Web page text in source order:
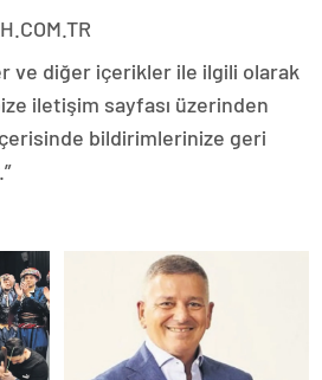
ve diğer içerikler ile ilgili olarak
iletişim sayfası üzerinden
bildirimlerinize geri